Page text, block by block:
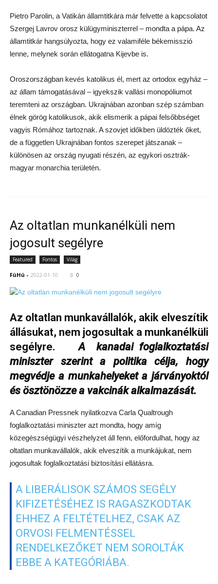
Pietro Parolin, a Vatikán államtitkára már felvette a kapcsolatot
Szergej Lavrov orosz külügyminiszterrel – mondta a pápa. Az
államtitkár hangsúlyozta, hogy ez valamiféle békemisszió
lenne, melynek során ellátogatna Kijevbe is.
Oroszországban kevés katolikus él, mert az ortodox egyház –
az állam támogatásával – igyekszik vallási monopóliumot
teremteni az országban. Ukrajnában azonban szép számban
élnek görög katolikusok, akik elismerik a pápai felsőbbséget
vagyis Rómához tartoznak. A szovjet időkben üldözték őket,
de a független Ukrajnában fontos szerepet játszanak –
különösen az ország nyugati részén, az egykori osztrák-
magyar monarchia területén.
Az oltatlan munkanélküli nem
jogosult segélyre
Featured Fontos Világ
FüHü - 2022-01-10 0
Az oltatlan munkavállalók, akik elveszítik
állásukat, nem jogosultak a munkanélküli
segélyre.A kanadai foglalkoztatási
miniszter szerint a politika célja, hogy
megvédje a munkahelyeket a járványoktól
és ösztönözze a vakcinák alkalmazását.
A Canadian Pressnek nyilatkozva Carla Qualtrough
foglalkoztatási miniszter azt mondta, hogy amíg
közegészségügyi vészhelyzet áll fenn, előfordulhat, hogy az
oltatlan munkavállalók, akik elveszítik a munkájukat, nem
jogosultak foglalkoztatási biztosítási ellátásra.
A LIBERÁLISOK SZÁMOS SEGÉLY
KIFIZETÉSÉHEZ IS RAGASZKODTAK
EHHEZ A FELTÉTELHEZ, CSAK AZ
ORVOSI FELMENTÉSSEL
RENDELKEZŐKET NEM SOROLTÁK
EBBE A KATEGÓRIÁBA.